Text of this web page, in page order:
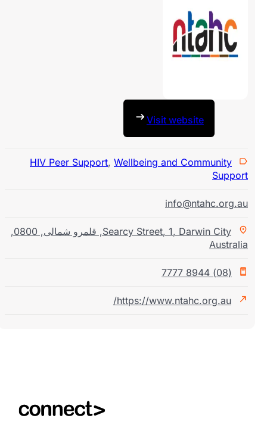
Visit website
HIV Peer Support,Wellbeing and Community
Searcy Street,1,Darwin City
,قلمرو شمالی ,
0800
https://www.ntahc.org.au/